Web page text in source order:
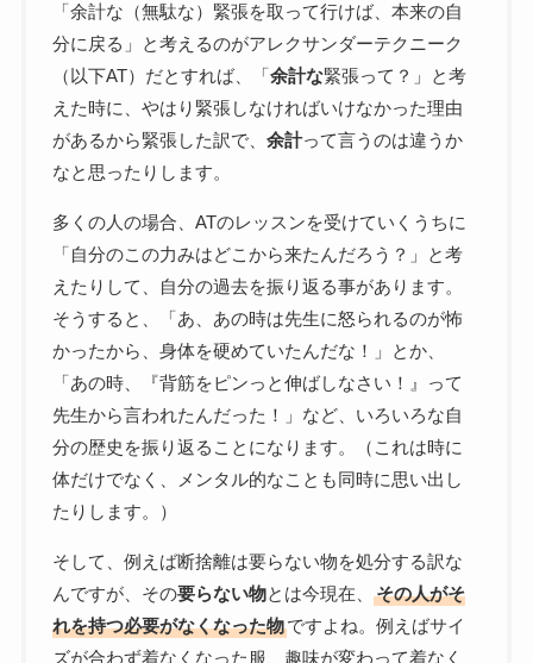
「余計な（無駄な）緊張を取って行けば、本来の自
分に戻る」と考えるのがアレクサンダーテクニーク
（以下AT）だとすれば、「余計な緊張って？」と考
えた時に、やはり緊張しなければいけなかった理由
があるから緊張した訳で、余計って言うのは違うか
なと思ったりします。
多くの人の場合、ATのレッスンを受けていくうちに
「自分のこの力みはどこから来たんだろう？」と考
えたりして、自分の過去を振り返る事があります。
そうすると、「あ、あの時は先生に怒られるのが怖
かったから、身体を硬めていたんだな！」とか、
「あの時、『背筋をピンっと伸ばしなさい！』って
先生から言われたんだった！」など、いろいろな自
分の歴史を振り返ることになります。（これは時に
体だけでなく、メンタル的なことも同時に思い出し
たりします。）
そして、例えば断捨離は要らない物を処分する訳な
んですが、その要らない物とは今現在、その人がそ
れを持つ必要がなくなった物ですよね。例えばサイ
ズが合わず着なくなった服、趣味が変わって着なく